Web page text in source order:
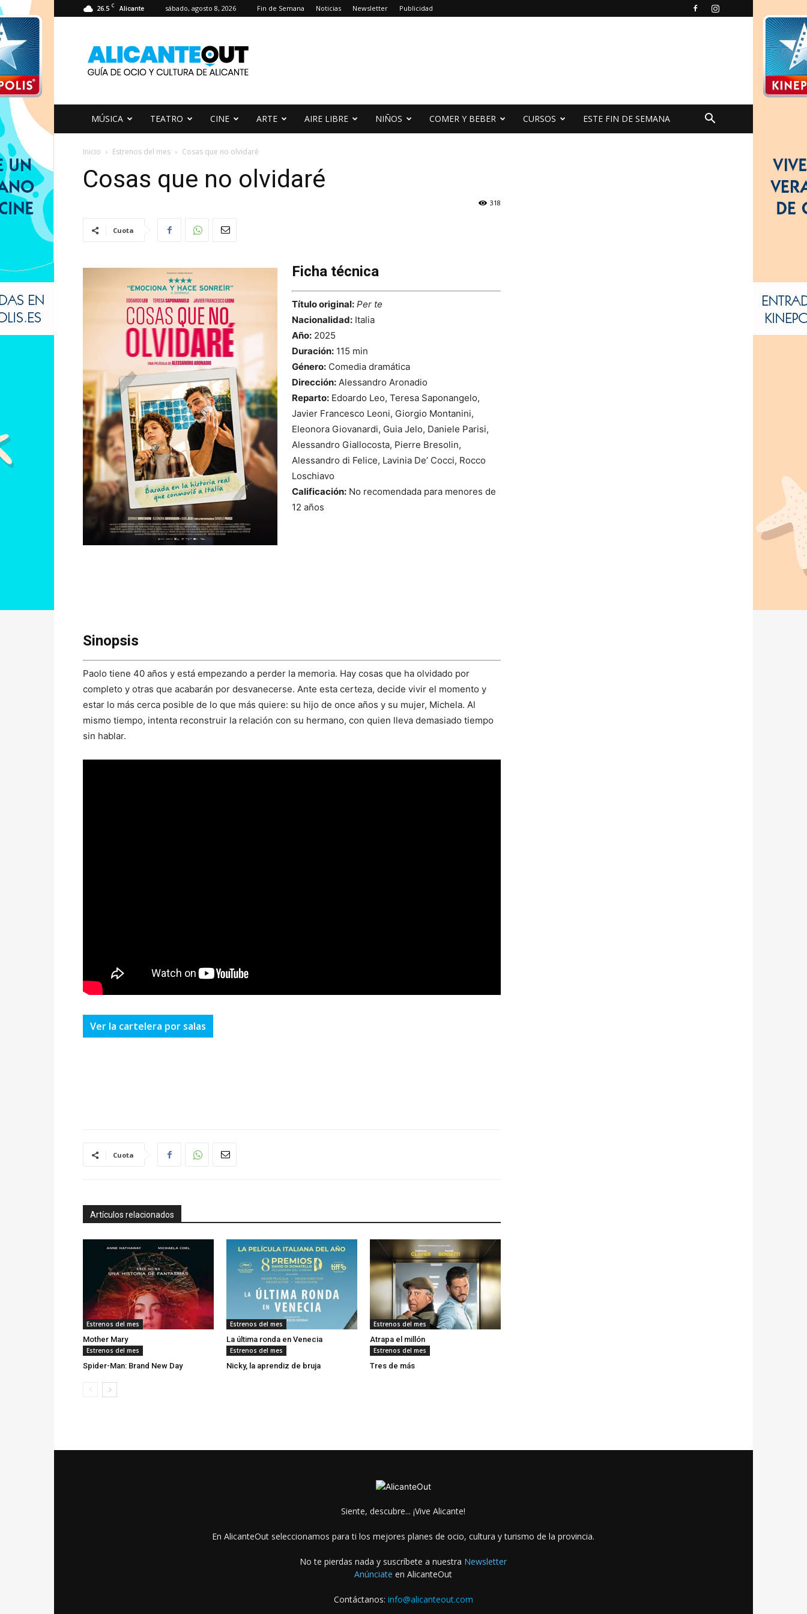
26.5 C Alicante sábado, agosto 8, 2026 Fin de Semana Noticias Newsletter Publicidad
MÚSICA TEATRO CINE ARTE AIRE LIBRE NIÑOS COMER Y BEBER CURSOS ESTE FIN DE SEMANA
Inicio Estrenos del mes Cosas que no olvidaré
Cosas que no olvidaré
318
Cuota
Ficha técnica
Título original: Per te
Nacionalidad: Italia
Año: 2025
Duración: 115 min
Género: Comedia dramática
Dirección: Alessandro Aronadio
Reparto: Edoardo Leo, Teresa Saponangelo,
Javier Francesco Leoni, Giorgio Montanini,
Eleonora Giovanardi, Guia Jelo, Daniele Parisi,
Alessandro Giallocosta, Pierre Bresolin,
Alessandro di Felice, Lavinia De’ Cocci, Rocco
Loschiavo
Calificación: No recomendada para menores de
12 años
Sinopsis
Paolo tiene 40 años y está empezando a perder la memoria. Hay cosas que ha olvidado por
completo y otras que acabarán por desvanecerse. Ante esta certeza, decide vivir el momento y
estar lo más cerca posible de lo que más quiere: su hijo de once años y su mujer, Michela. Al
mismo tiempo, intenta reconstruir la relación con su hermano, con quien lleva demasiado tiempo
sin hablar.
Ver la cartelera por salas
Cuota
Artículos relacionados
Estrenos del mes
Mother Mary
Estrenos del mes
La última ronda en Venecia
Estrenos del mes
Atrapa el millón
Estrenos del mes
Spider-Man: Brand New Day
Estrenos del mes
Nicky, la aprendiz de bruja
Estrenos del mes
Tres de más
Siente, descubre... ¡Vive Alicante!
En AlicanteOut seleccionamos para ti los mejores planes de ocio, cultura y turismo de la provincia.
No te pierdas nada y suscríbete a nuestra Newsletter
Anúnciate en AlicanteOut
Contáctanos: info@alicanteout.com